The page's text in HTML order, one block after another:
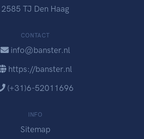
2585 TJ Den Haag
CONTACT
info@banster.nl
https://banster.nl
(+31)6-52011696
INFO
Sitemap